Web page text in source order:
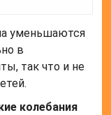
уменьшаются
в
так что и не
колебания